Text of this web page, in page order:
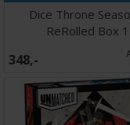
Dice Throne
ReRolled Box 1
348,-